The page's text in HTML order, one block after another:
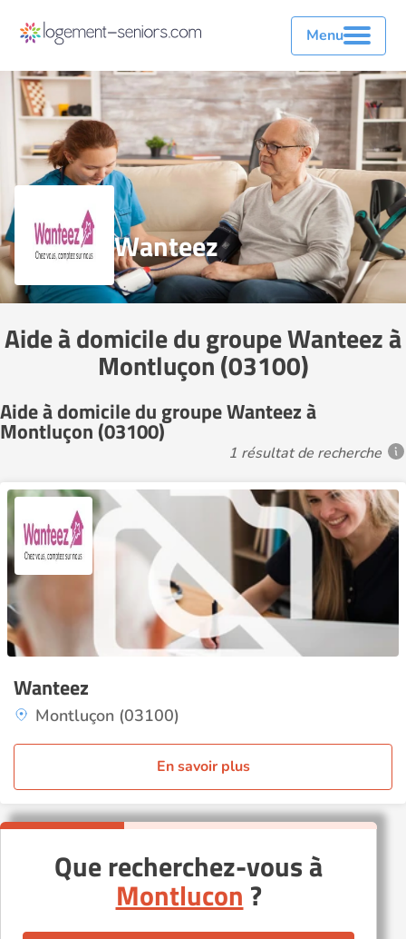
Menu
Wanteez
Aide à domicile du groupe Wanteez à
Montluçon (03100)
Aide à domicile du groupe Wanteez à
Montluçon (03100)
1 résultat de recherche
Wanteez
Montluçon (03100)
En savoir plus
Que recherchez-vous à
Montlucon ?